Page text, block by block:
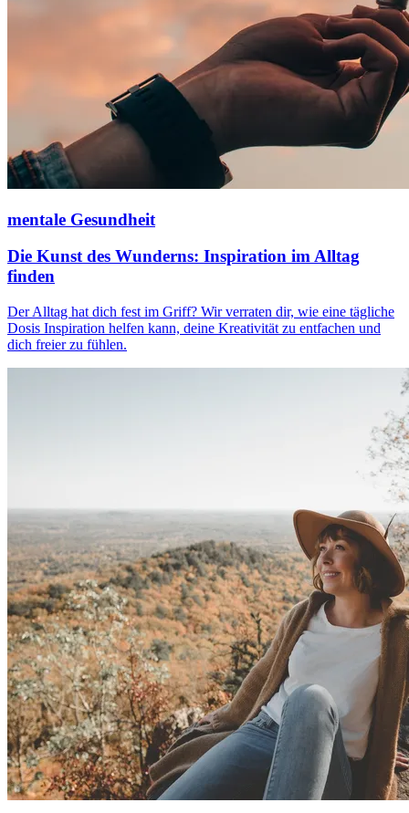
mentale Gesundheit
Die Kunst des Wunderns: Inspiration im Alltag
finden
Der Alltag hat dich fest im Griff? Wir verraten dir, wie eine tägliche
Dosis Inspiration helfen kann, deine Kreativität zu entfachen und
dich freier zu fühlen.